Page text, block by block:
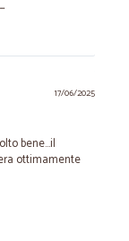
17/06/2025
bene...il
ottimamente